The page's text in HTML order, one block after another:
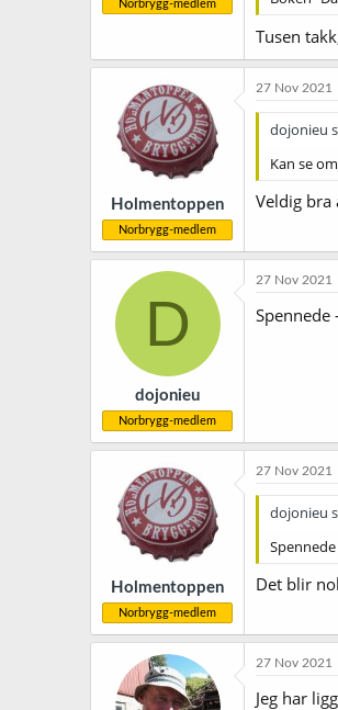
Norbrygg-medlem
Tusen
Holmentoppen
Norbrygg-medlem
27 Nov 2021
dojonieu
Kan se
Veldig bra
D
dojonieu
Norbrygg-medlem
27 Nov 2021
Holmentoppen
Norbrygg-medlem
27 Nov 2021
dojonieu
Det blir
27 Nov 2021
Jeg har